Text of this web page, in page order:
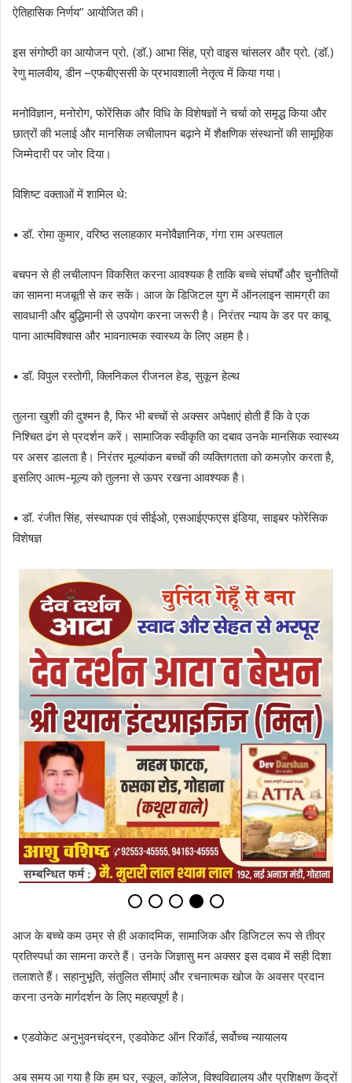
ऐतिहासिक निर्णय” आयोजित की।
इस संगोष्ठी का आयोजन प्रो. (डॉ.) आभा सिंह, प्रो वाइस चांसलर और प्रो. (डॉ.)
रेणु मालवीय, डीन –एफबीएससी के प्रभावशाली नेतृत्व में किया गया।
मनोविज्ञान, मनोरोग, फोरेंसिक और विधि के विशेषज्ञों ने चर्चा को समृद्ध किया और
छात्रों की भलाई और मानसिक लचीलापन बढ़ाने में शैक्षणिक संस्थानों की सामूहिक
जिम्मेदारी पर जोर दिया।
विशिष्ट वक्ताओं में शामिल थे:
• डॉ. रोमा कुमार, वरिष्ठ सलाहकार मनोवैज्ञानिक, गंगा राम अस्पताल
बचपन से ही लचीलापन विकसित करना आवश्यक है ताकि बच्चे संघर्षों और चुनौतियों
का सामना मजबूती से कर सकें। आज के डिजिटल युग में ऑनलाइन सामग्री का
सावधानी और बुद्धिमानी से उपयोग करना जरूरी है। निरंतर न्याय के डर पर काबू
पाना आत्मविश्वास और भावनात्मक स्वास्थ्य के लिए अहम है।
• डॉ. विपुल रस्तोगी, क्लिनिकल रीजनल हेड, सुकून हेल्थ
तुलना खुशी की दुश्मन है, फिर भी बच्चों से अक्सर अपेक्षाएं होती हैं कि वे एक
निश्चित ढंग से प्रदर्शन करें। सामाजिक स्वीकृति का दबाव उनके मानसिक स्वास्थ्य
पर असर डालता है। निरंतर मूल्यांकन बच्चों की व्यक्तिगतता को कमज़ोर करता है,
इसलिए आत्म-मूल्य को तुलना से ऊपर रखना आवश्यक है।
• डॉ. रंजीत सिंह, संस्थापक एवं सीईओ, एसआईएफएस इंडिया, साइबर फोरेंसिक
विशेषज्ञ
आज के बच्चे कम उम्र से ही अकादमिक, सामाजिक और डिजिटल रूप से तीव्र
प्रतिस्पर्धा का सामना करते हैं। उनके जिज्ञासु मन अक्सर इस दबाव में सही दिशा
तलाशते हैं। सहानुभूति, संतुलित सीमाएं और रचनात्मक खोज के अवसर प्रदान
करना उनके मार्गदर्शन के लिए महत्वपूर्ण है।
• एडवोकेट अनुभुवनचंद्रन, एडवोकेट ऑन रिकॉर्ड, सर्वोच्च न्यायालय
अब समय आ गया है कि हम घर, स्कूल, कॉलेज, विश्वविद्यालय और प्रशिक्षण केंद्रों